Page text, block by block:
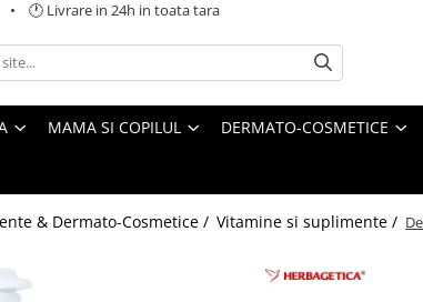
• 🕐 Livrare in 24h in toata tara
MAMA SI COPILUL DERMATO-COSMETICE
& Dermato-Cosmetice / Vitamine si suplimente /